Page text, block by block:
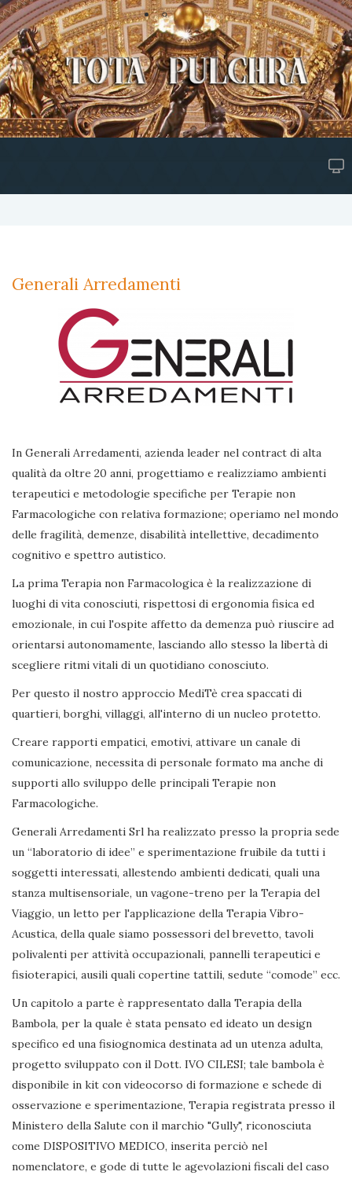
Generali Arredamenti
In Generali Arredamenti, azienda leader nel contract di alta
qualità da oltre 20 anni, progettiamo e realizziamo ambienti
terapeutici e metodologie specifiche per Terapie non
Farmacologiche con relativa formazione; operiamo nel mondo
delle fragilità, demenze, disabilità intellettive, decadimento
cognitivo e spettro autistico.
La prima Terapia non Farmacologica è la realizzazione di
luoghi di vita conosciuti, rispettosi di ergonomia fisica ed
emozionale, in cui l'ospite affetto da demenza può riuscire ad
orientarsi autonomamente, lasciando allo stesso la libertà di
scegliere ritmi vitali di un quotidiano conosciuto.
Per questo il nostro approccio MediTè crea spaccati di
quartieri, borghi, villaggi, all'interno di un nucleo protetto.
Creare rapporti empatici, emotivi, attivare un canale di
comunicazione, necessita di personale formato ma anche di
supporti allo sviluppo delle principali Terapie non
Farmacologiche.
Generali Arredamenti Srl ha realizzato presso la propria sede
un “laboratorio di idee” e sperimentazione fruibile da tutti i
soggetti interessati, allestendo ambienti dedicati, quali una
stanza multisensoriale, un vagone-treno per la Terapia del
Viaggio, un letto per l'applicazione della Terapia Vibro-
Acustica, della quale siamo possessori del brevetto, tavoli
polivalenti per attività occupazionali, pannelli terapeutici e
fisioterapici, ausili quali copertine tattili, sedute “comode” ecc.
Un capitolo a parte è rappresentato dalla Terapia della
Bambola, per la quale è stata pensato ed ideato un design
specifico ed una fisiognomica destinata ad un utenza adulta,
progetto sviluppato con il Dott. IVO CILESI; tale bambola è
disponibile in kit con videocorso di formazione e schede di
osservazione e sperimentazione, Terapia registrata presso il
Ministero della Salute con il marchio "Gully", riconosciuta
come DISPOSITIVO MEDICO, inserita perciò nel
nomenclatore, e gode di tutte le agevolazioni fiscali del caso